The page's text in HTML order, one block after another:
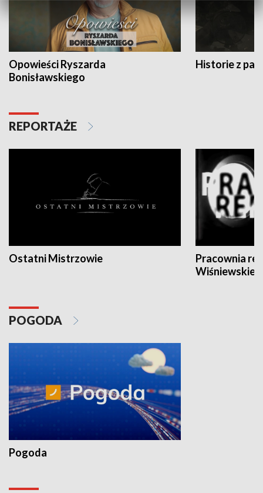
Opowieści Ryszarda
Bonisławskiego
Historie z
REPORTAŻE
Ostatni Mistrzowie
Pracownia
POGODA
Pogoda